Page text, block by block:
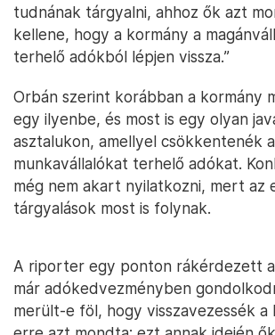
tudnának tárgyalni, ahhoz ők azt
kellene, hogy a kormány a
terhelő adókból lépjen vissza.”
Orbán szerint korábban a kormány
egy ilyenbe, és most is egy olyan
asztalukon, amellyel csökkentenék a
munkavállalókat terhelő adókat.
még nem akart nyilatkozni, mert az
tárgyalások most is folynak.
A riporter egy ponton rákérdezett
már adókedvezményben
merült-e föl, hogy visszavezessék a